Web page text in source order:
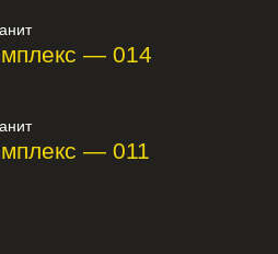
— 014
— 011